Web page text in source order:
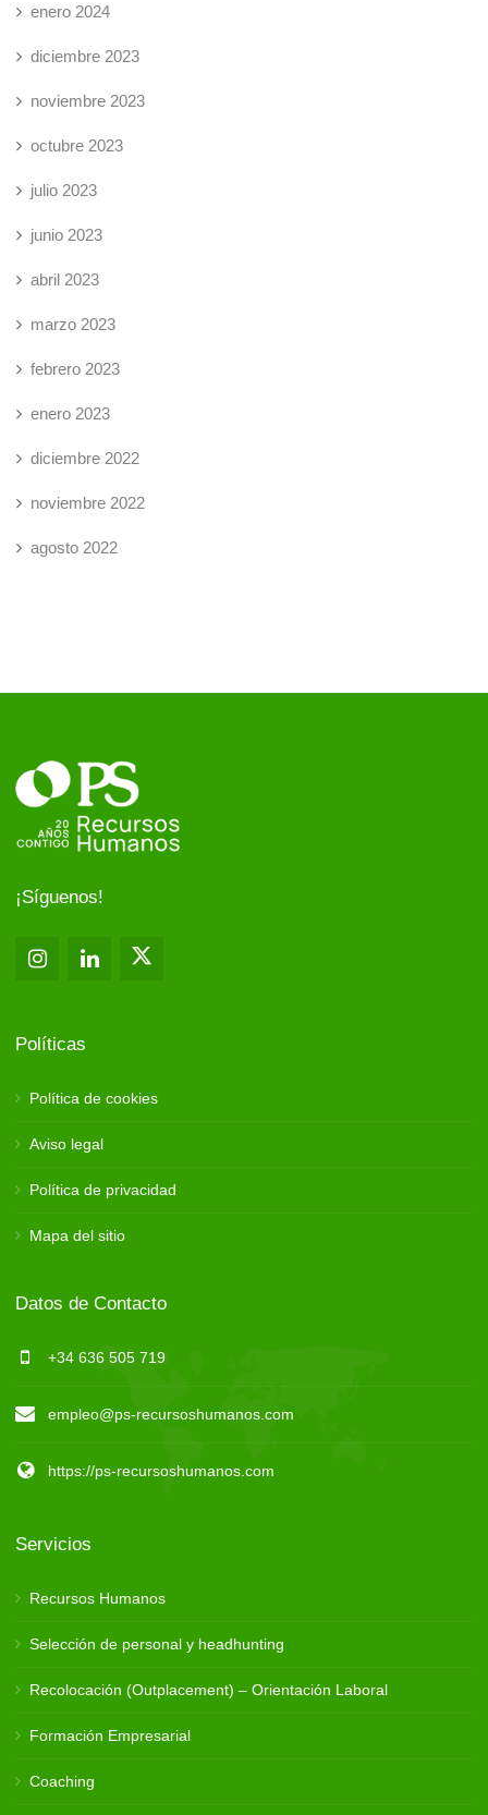
enero 2024
diciembre 2023
noviembre 2023
octubre 2023
julio 2023
junio 2023
abril 2023
marzo 2023
febrero 2023
enero 2023
diciembre 2022
noviembre 2022
agosto 2022
¡Síguenos!
Políticas
Política de cookies
Aviso legal
Política de privacidad
Mapa del sitio
Datos de Contacto
+34 636 505 719
empleo@ps-recursoshumanos.com
https://ps-recursoshumanos.com
Servicios
Recursos Humanos
Selección de personal y headhunting
Recolocación (Outplacement) – Orientación Laboral
Formación Empresarial
Coaching